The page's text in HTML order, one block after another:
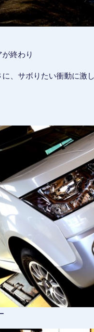
終わり
、サボりたい衝動に激